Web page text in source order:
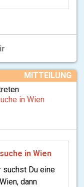
MITTEILUNG
in Wien
in Wien
suchst Du eine
dann